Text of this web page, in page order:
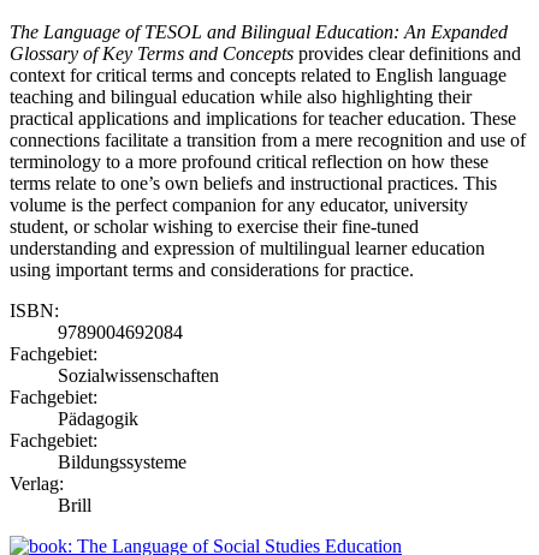
The Language of TESOL and Bilingual Education: An Expanded
Glossary of Key Terms and Concepts provides clear definitions and
context for critical terms and concepts related to English language
teaching and bilingual education while also highlighting their
practical applications and implications for teacher education. These
connections facilitate a transition from a mere recognition and use of
terminology to a more profound critical reflection on how these
terms relate to one’s own beliefs and instructional practices. This
volume is the perfect companion for any educator, university
student, or scholar wishing to exercise their fine-tuned
understanding and expression of multilingual learner education
using important terms and considerations for practice.
ISBN:
9789004692084
Fachgebiet:
Sozialwissenschaften
Fachgebiet:
Pädagogik
Fachgebiet:
Bildungssysteme
Verlag:
Brill